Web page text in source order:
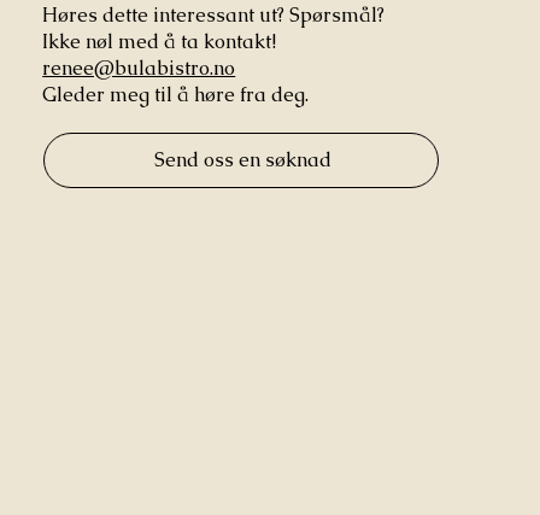
Send oss en søknad
Høres dette interessant ut? Spørsmål?
Ikke nøl med å ta kontakt!
renee@bulabistro.no
Gleder meg til å høre fra deg.